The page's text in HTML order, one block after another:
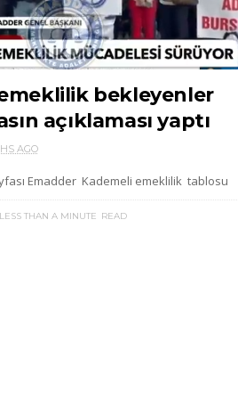
bekleyenler
açıklaması yaptı
AGO
Emadder Kademeli emeklilik tablosu
LESS THAN A MINUTE READ